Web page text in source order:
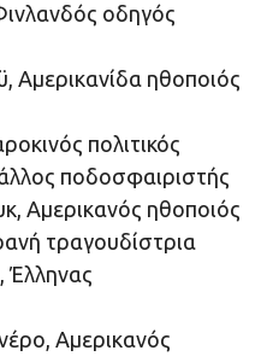
οδηγός
Αμερικανίδα ηθοποιός
πολιτικός
ποδοσφαιριστής
Αμερικανός ηθοποιός
τραγουδίστρια
Έλληνας
Αμερικανός